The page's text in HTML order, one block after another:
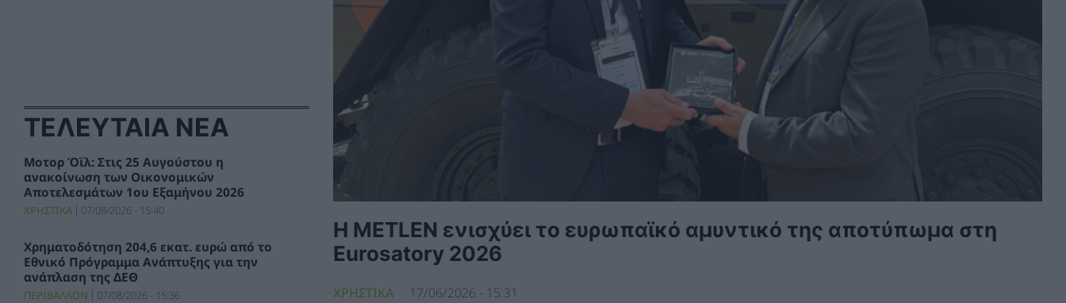
ΤΕΛΕΥΤΑΙΑ ΝΕΑ
Μοτορ Όϊλ: Στις 25 Αυγούστου η
ανακοίνωση των Οικονομικών
Αποτελεσμάτων 1ου Εξαμήνου 2026
ΧΡΗΣΤΙΚΑ 07/08/2026 - 15:40
Χρηματοδότηση 204,6 εκατ. ευρώ από το
Εθνικό Πρόγραμμα Ανάπτυξης για την
ανάπλαση της ΔΕΘ
ΠΕΡΙΒΑΛΛΟΝ 07/08/2026 - 15:36
Η METLEN ενισχύει το ευρωπαϊκό αμυντικό της αποτύπωμα στη
Eurosatory 2026
ΧΡΗΣΤΙΚΑ 17/06/2026 - 15:31